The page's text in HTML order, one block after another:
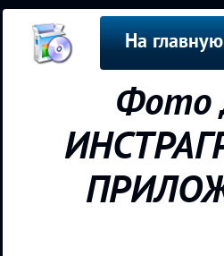
На главную
Фото